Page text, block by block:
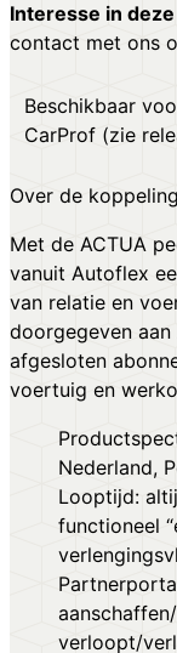
Interesse in
contact met ons
Beschikbaar
CarProf (zie
Over de koppeling
Met de ACTUA
vanuit Autoflex
van relatie en
doorgegeven aan
afgesloten
voertuig en
Nederland,
Looptijd:
functioneel
verloopt/